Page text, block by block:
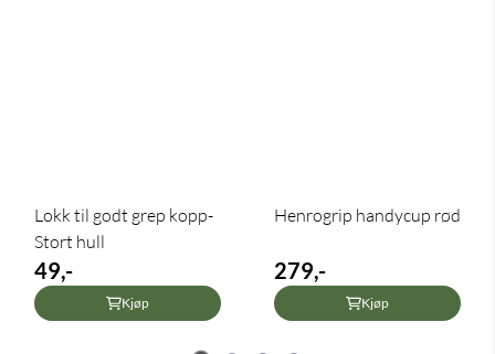
Lokk til godt grep kopp-
Stort hull
49,-
Kjøp
Henrogrip handycup rød
279,-
Kjøp